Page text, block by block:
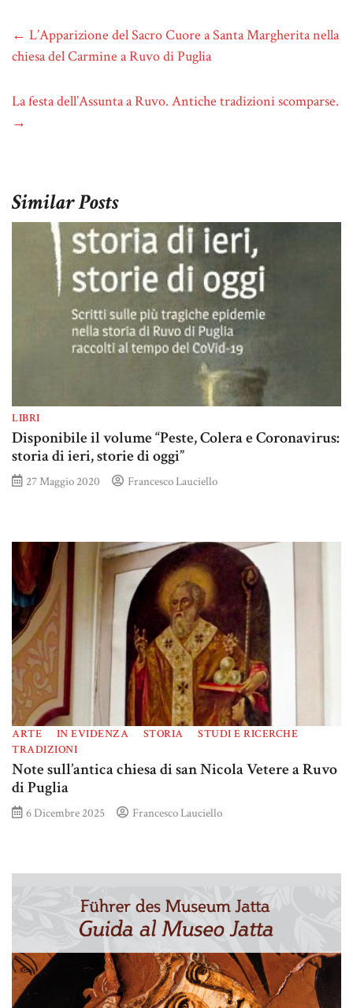
← L’Apparizione del Sacro Cuore a Santa Margherita nella
chiesa del Carmine a Ruvo di Puglia
La festa dell’Assunta a Ruvo. Antiche tradizioni scomparse.
→
Similar Posts
LIBRI
Disponibile il volume “Peste, Colera e Coronavirus:
storia di ieri, storie di oggi”
27 Maggio 2020 Francesco Lauciello
ARTE IN EVIDENZA STORIA
STUDI E RICERCHE
TRADIZIONI
Note sull’antica chiesa di san Nicola Vetere a Ruvo
di Puglia
6 Dicembre 2025 Francesco Lauciello